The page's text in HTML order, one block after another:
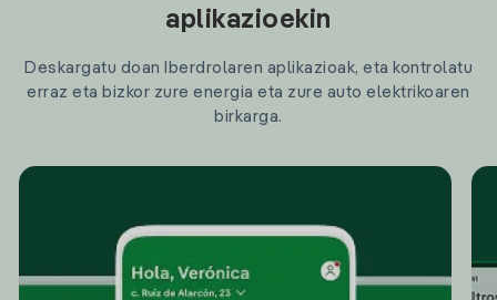
aplikazioekin
Deskargatu doan Iberdrolaren aplikazioak, eta kontrolatu
erraz eta bizkor zure energia eta zure auto elektrikoaren
birkarga.